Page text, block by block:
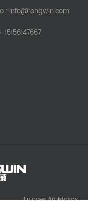
: info@rongwin.com
15156147667
Enlaces Amistosos :